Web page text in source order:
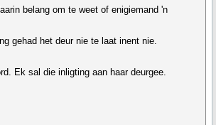
belang om te weet of enigiemand 'n
gehad het deur nie te laat inent nie.
Ek sal die inligting aan haar deurgee.